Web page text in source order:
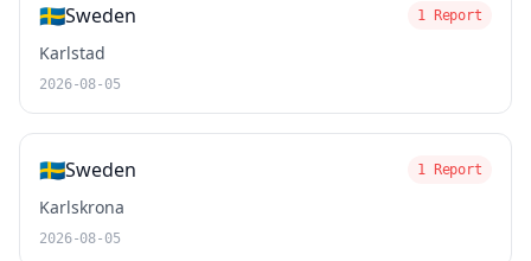
🇸🇪Sweden 1 Report
Karlstad
2026-08-05
🇸🇪Sweden 1 Report
Karlskrona
2026-08-05